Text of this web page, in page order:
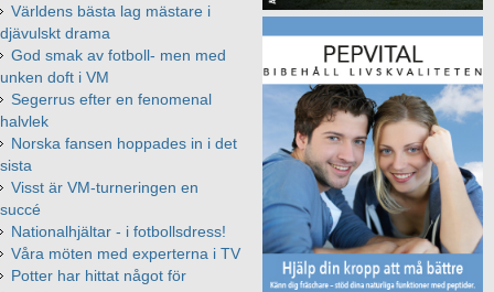
Världens bästa lag mästare i
djävulskt drama
God smak av fotboll- men med
unken doft i VM
Segerrus efter en fenomenal
halvlek
Norska fansen hoppades in i det
sista
Visst är VM-turneringen en
succé
Nationalhjältar - i fotbollsdress!
Våra möten med experterna i TV
Potter har hittat något för